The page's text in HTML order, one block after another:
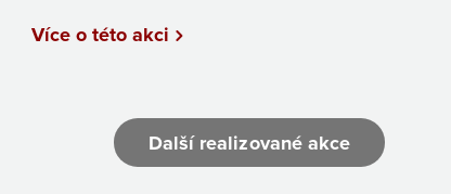
Více o této akci
Další realizované akce